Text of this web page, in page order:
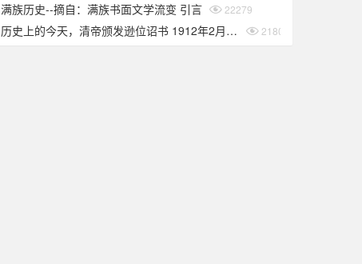
满族历史--摘自：满族书面文学流变 引言 22279
历史上的今天，清帝颁发逊位诏书 1912年2月12日 21802